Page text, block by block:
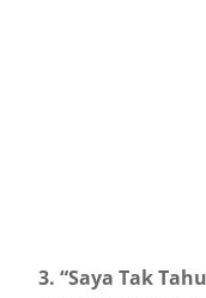
3. “Saya Tak